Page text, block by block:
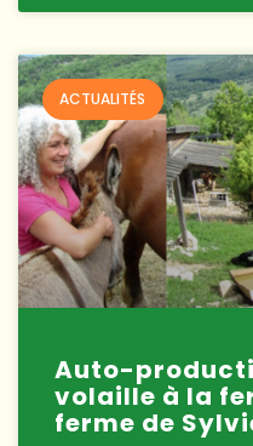
ACTUALITÉS
Auto-
volaille à la
ferme de